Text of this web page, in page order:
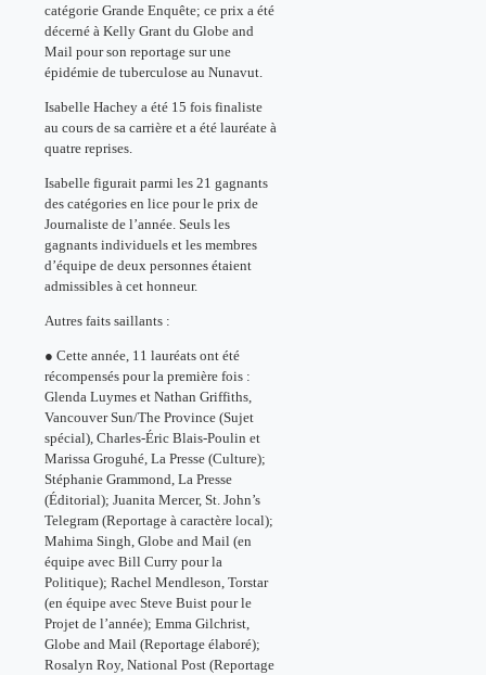
catégorie Grande Enquête; ce prix a été
décerné à Kelly Grant du Globe and
Mail pour son reportage sur une
épidémie de tuberculose au Nunavut.
Isabelle Hachey a été 15 fois finaliste
au cours de sa carrière et a été lauréate à
quatre reprises.
Isabelle figurait parmi les 21 gagnants
des catégories en lice pour le prix de
Journaliste de l’année. Seuls les
gagnants individuels et les membres
d’équipe de deux personnes étaient
admissibles à cet honneur.
Autres faits saillants :
● Cette année, 11 lauréats ont été
récompensés pour la première fois :
Glenda Luymes et Nathan Griffiths,
Vancouver Sun/The Province (Sujet
spécial), Charles-Éric Blais-Poulin et
Marissa Groguhé, La Presse (Culture);
Stéphanie Grammond, La Presse
(Éditorial); Juanita Mercer, St. John’s
Telegram (Reportage à caractère local);
Mahima Singh, Globe and Mail (en
équipe avec Bill Curry pour la
Politique); Rachel Mendleson, Torstar
(en équipe avec Steve Buist pour le
Projet de l’année); Emma Gilchrist,
Globe and Mail (Reportage élaboré);
Rosalyn Roy, National Post (Reportage